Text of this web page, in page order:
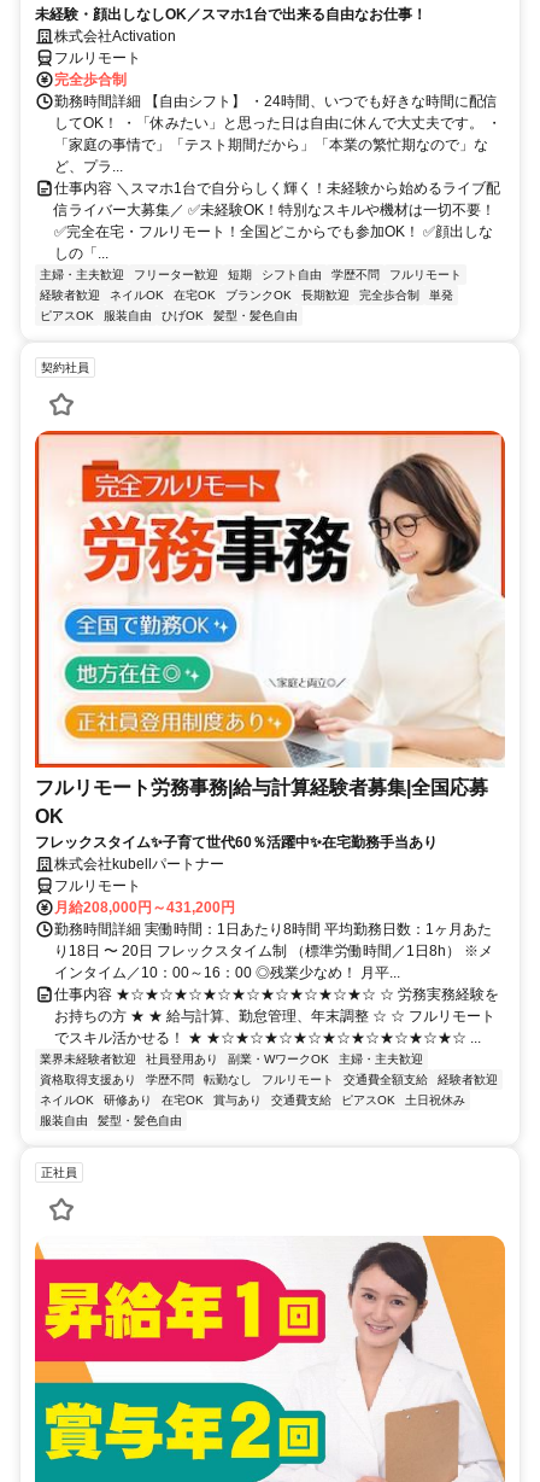
未経験・顔出しなしOK／スマホ1台で出来る自由なお仕事！
株式会社Activation
フルリモート
完全歩合制
勤務時間詳細 【自由シフト】 ・24時間、いつでも好きな時間に配信
してOK！ ・「休みたい」と思った日は自由に休んで大丈夫です。 ・
「家庭の事情で」「テスト期間だから」「本業の繁忙期なので」な
ど、プラ...
仕事内容 ＼スマホ1台で自分らしく輝く！未経験から始めるライブ配
信ライバー大募集／ ✅未経験OK！特別なスキルや機材は一切不要！
✅完全在宅・フルリモート！全国どこからでも参加OK！ ✅顔出しな
しの「...
主婦・主夫歓迎 フリーター歓迎 短期 シフト自由 学歴不問
フルリモート
経験者歓迎
ネイルOK 在宅OK ブランクOK 長期歓迎 完全歩合制
単発
ピアスOK
服装自由 ひげOK 髪型・髪色自由
契約社員
フルリモート労務事務|給与計算経験者募集|全国応募
OK
フレックスタイム✨子育て世代60％活躍中✨在宅勤務手当あり
株式会社kubellパートナー
フルリモート
月給208,000円～431,200円
勤務時間詳細 実働時間：1日あたり8時間 平均勤務日数：1ヶ月あた
り18日 〜 20日 フレックスタイム制 （標準労働時間／1日8h） ※メ
インタイム／10：00～16：00 ◎残業少なめ！ 月平...
仕事内容 ★☆★☆★☆★☆★☆★☆★☆★☆★☆ ☆ 労務実務経験を
お持ちの方 ★ ★ 給与計算、勤怠管理、年末調整 ☆ ☆ フルリモート
でスキル活かせる！ ★ ★☆★☆★☆★☆★☆★☆★☆★☆★☆ ...
業界未経験者歓迎 社員登用あり 副業・WワークOK
主婦・主夫歓迎
資格取得支援あり
学歴不問 転勤なし フルリモート 交通費全額支給
経験者歓迎
ネイルOK
研修あり 在宅OK 賞与あり 交通費支給 ピアスOK
土日祝休み
服装自由
髪型・髪色自由
正社員